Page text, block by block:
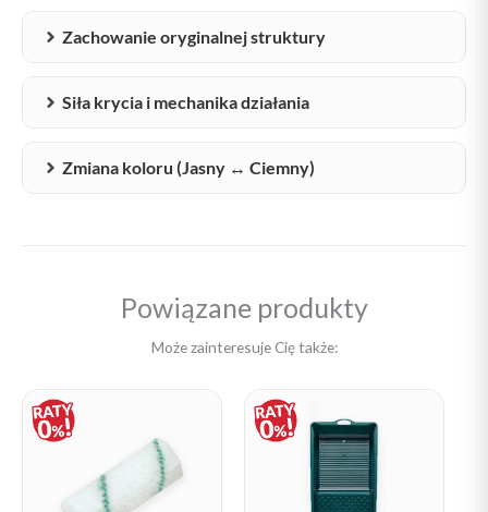
Zachowanie oryginalnej struktury
Siła krycia i mechanika działania
Zmiana koloru (Jasny ↔ Ciemny)
Powiązane produkty
Może zainteresuje Cię także: